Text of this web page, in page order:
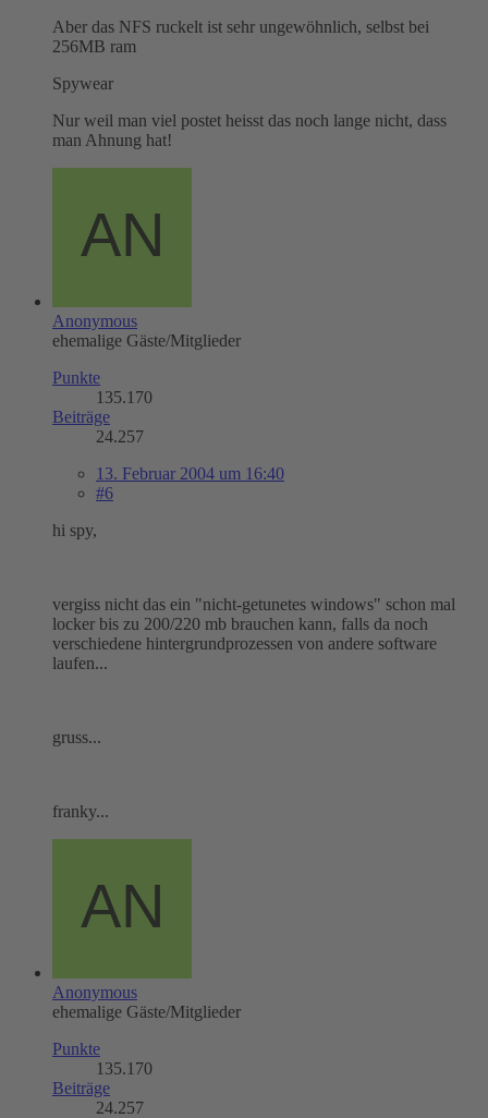
Aber das NFS ruckelt ist sehr ungewöhnlich, selbst bei
256MB ram
Spywear
Nur weil man viel postet heisst das noch lange nicht, dass
man Ahnung hat!
Anonymous
ehemalige Gäste/Mitglieder
Punkte
135.170
Beiträge
24.257
13. Februar 2004 um 16:40
#6
hi spy,
vergiss nicht das ein "nicht-getunetes windows" schon mal
locker bis zu 200/220 mb brauchen kann, falls da noch
verschiedene hintergrundprozessen von andere software
laufen...
gruss...
franky...
Anonymous
ehemalige Gäste/Mitglieder
Punkte
135.170
Beiträge
24.257